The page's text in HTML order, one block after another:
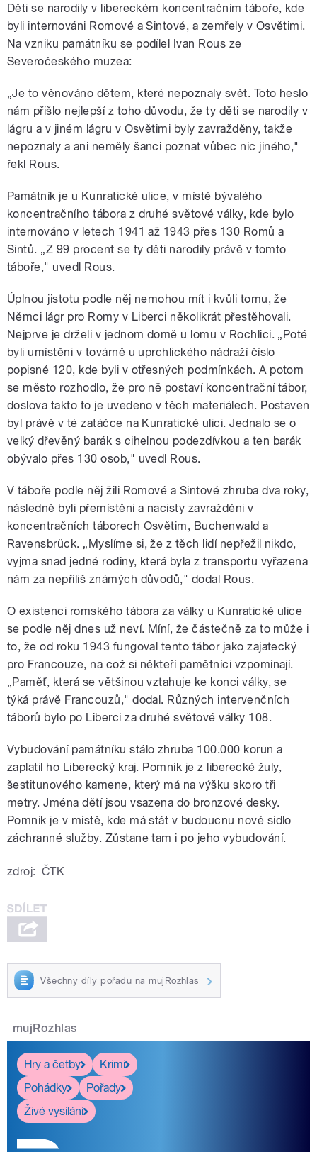
Děti se narodily v libereckém koncentračním táboře, kde
byli internováni Romové a Sintové, a zemřely v Osvětimi.
Na vzniku památníku se podílel Ivan Rous ze
Severočeského muzea:
„Je to věnováno dětem, které nepoznaly svět. Toto heslo
nám přišlo nejlepší z toho důvodu, že ty děti se narodily v
lágru a v jiném lágru v Osvětimi byly zavražděny, takže
nepoznaly a ani neměly šanci poznat vůbec nic jiného,"
řekl Rous.
Památník je u Kunratické ulice, v místě bývalého
koncentračního tábora z druhé světové války, kde bylo
internováno v letech 1941 až 1943 přes 130 Romů a
Sintů. „Z 99 procent se ty děti narodily právě v tomto
táboře," uvedl Rous.
Úplnou jistotu podle něj nemohou mít i kvůli tomu, že
Němci lágr pro Romy v Liberci několikrát přestěhovali.
Nejprve je drželi v jednom domě u lomu v Rochlici. „Poté
byli umístěni v továrně u uprchlického nádraží číslo
popisné 120, kde byli v otřesných podmínkách. A potom
se město rozhodlo, že pro ně postaví koncentrační tábor,
doslova takto to je uvedeno v těch materiálech. Postaven
byl právě v té zatáčce na Kunratické ulici. Jednalo se o
velký dřevěný barák s cihelnou podezdívkou a ten barák
obývalo přes 130 osob," uvedl Rous.
V táboře podle něj žili Romové a Sintové zhruba dva roky,
následně byli přemístěni a nacisty zavražděni v
koncentračních táborech Osvětim, Buchenwald a
Ravensbrück. „Myslíme si, že z těch lidí nepřežil nikdo,
vyjma snad jedné rodiny, která byla z transportu vyřazena
nám za nepříliš známých důvodů," dodal Rous.
O existenci romského tábora za války u Kunratické ulice
se podle něj dnes už neví. Míní, že částečně za to může i
to, že od roku 1943 fungoval tento tábor jako zajatecký
pro Francouze, na což si někteří pamětníci vzpomínají.
„Paměť, která se většinou vztahuje ke konci války, se
týká právě Francouzů," dodal. Různých intervenčních
táborů bylo po Liberci za druhé světové války 108.
Vybudování památníku stálo zhruba 100.000 korun a
zaplatil ho Liberecký kraj. Pomník je z liberecké žuly,
šestitunového kamene, který má na výšku skoro tři
metry. Jména dětí jsou vsazena do bronzové desky.
Pomník je v místě, kde má stát v budoucnu nové sídlo
záchranné služby. Zůstane tam i po jeho vybudování.
zdroj: ČTK
Všechny díly pořadu na mujRozhlas
mujRozhlas
Hry a četby
Krimi
Pohádky
Pořady
Živé vysílání